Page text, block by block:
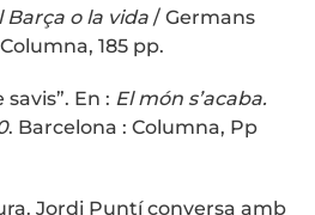
Barça o la vida / Germans
185 pp.
En : El món s’acaba.
. Barcelona : Columna, Pp
Jordi Puntí conversa amb